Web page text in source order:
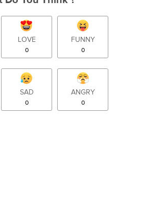
LOVE
0
FUNNY
0
SAD
0
ANGRY
0